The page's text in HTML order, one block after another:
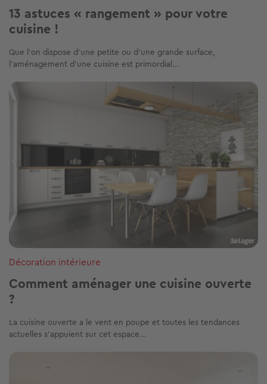
13 astuces « rangement » pour votre
cuisine !
Que l’on dispose d’une petite ou d’une grande surface,
l’aménagement d’une cuisine est primordial...
Image
Décoration intérieure
Comment aménager une cuisine ouverte
?
La cuisine ouverte a le vent en poupe et toutes les tendances
actuelles s’appuient sur cet espace...